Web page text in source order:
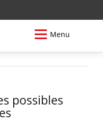
Menu
possibles